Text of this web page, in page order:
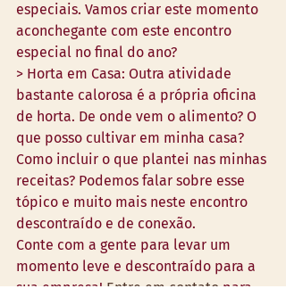
especiais. Vamos criar este momento
aconchegante com este encontro
especial no final do ano?
> Horta em Casa: Outra atividade
bastante calorosa é a própria oficina
de horta. De onde vem o alimento? O
que posso cultivar em minha casa?
Como incluir o que plantei nas minhas
receitas? Podemos falar sobre esse
tópico e muito mais neste encontro
descontraído e de conexão.
Conte com a gente para levar um
momento leve e descontraído para a
sua empresa! Entre em contato para